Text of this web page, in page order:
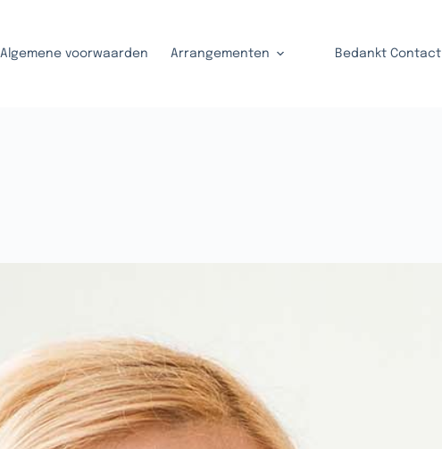
Algemene voorwaarden Arrangementen Bedankt Contact